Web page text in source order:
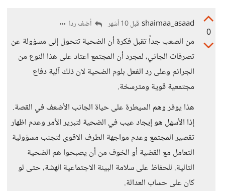
0
shaimaa_asaad قبل 10 أشهر أضف ردا
من الصعب جداً تقبل فكرة أن الضحية تتحول إلى مسؤولة عن
تصرفات الجاني، لمجرد أن المجتمع اعتاد على هذا النوع من
الجرائم وعلى رد الفعل بلوم الضحية لان ذلك آلية دفاع
مجتمعية قوية ومترسخة.
هذا يوفر وهم السيطرة على حياة الجانب الأضعف في القصة.
إذا الأسهل هو إيجاد عيب في الضحية لتبرير الأمر وعدم اظهار
تقصير المجتمع وعدم مواجهة الطرف الاقوى لتجنب مسؤولية
التعامل مع القضية أو الخوف من أن يصبحوا هم الضحية
التالية. للحفاظ على سلامة البيئة الاجتماعية الهشة، حتى لو
كان على حساب العدالة.